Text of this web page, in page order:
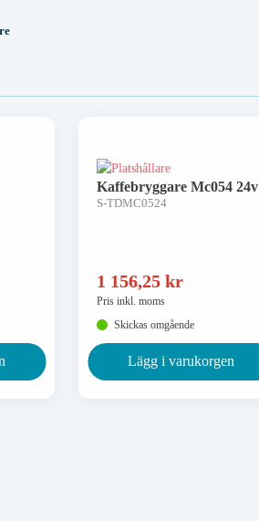
Kaffebryggare Mc054 24v
S-TDMC0524
1 156,25 kr
Pris inkl. moms
Skickas omgående
Lägg i varukorgen